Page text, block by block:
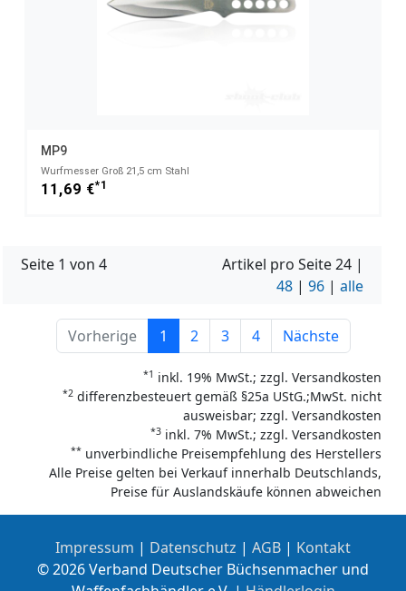
MP9
Wurfmesser Groß 21,5 cm Stahl
11,69 €*1
Seite 1 von 4 Artikel pro Seite24 |
48 | 96 | alle
Vorherige 1 2 3 4 Nächste
*1 inkl. 19% MwSt.; zzgl. Versandkosten
*2 differenzbesteuert gemäß §25a UStG.;MwSt. nicht
ausweisbar; zzgl. Versandkosten
*3 inkl. 7% MwSt.; zzgl. Versandkosten
** unverbindliche Preisempfehlung des Herstellers
Alle Preise gelten bei Verkauf innerhalb Deutschlands,
Preise für Auslandskäufe können abweichen
Impressum | Datenschutz | AGB | Kontakt
© 2026 Verband Deutscher Büchsenmacher und